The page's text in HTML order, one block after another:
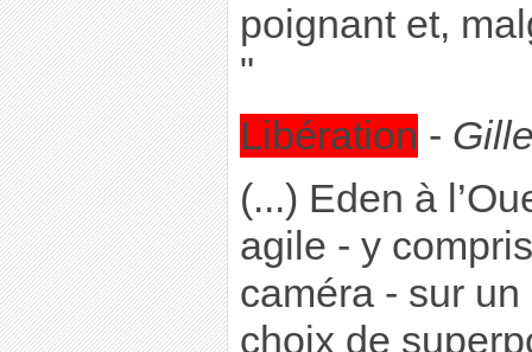
poignant et,
"
Libération -
(...) Eden à
agile - y
caméra - sur
choix de